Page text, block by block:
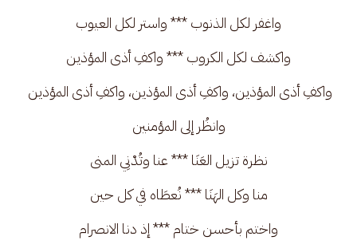
واغفر لكل الذنوب *** واستر لكل العيوب
واكشف لكل الكروب *** واكفِ أذى المؤذين
واكفِ أذى المؤذين، واكفِ أذى المؤذين، واكفِ أذى المؤذين
وانظُر إلى المؤمنين
نظرة تزيل العَنَا *** عنا وتُدْنِي المنى
منا وكل الهَنَا *** نُعطَاه في كل حين
واختم بأحسن ختام *** إذ دنا الانصرام